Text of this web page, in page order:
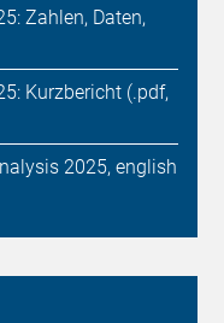
Zahlen, Daten,
Kurzbericht (.pdf,
2025, english